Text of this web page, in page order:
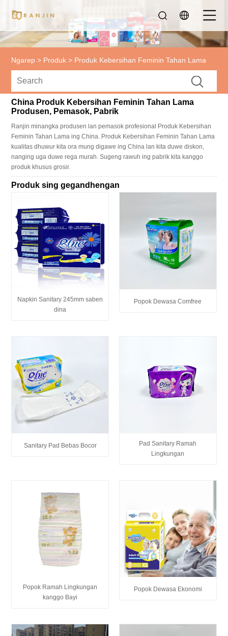
Ngarep > Produk > Produk Kebersihan Feminin Tahan Lama
China Produk Kebersihan Feminin Tahan Lama
Produsen, Pemasok, Pabrik
Ranjin minangka produsen lan pemasok profesional Produk Kebersihan
Feminin Tahan Lama ing China. Produk Kebersihan Feminin Tahan Lama
kualitas dhuwur kita ora mung digawe ing China lan kita duwe diskon,
nanging uga duwe rega murah. Sugeng rawuh ing pabrik kita kanggo
produk khusus grosir.
Produk sing gegandhengan
Napkin Sanitary 245mm saben
dina
Popok Dewasa Comfree
Sanitary Pad Bebas Bocor
Pad Sanitary Ramah
Lingkungan
Popok Ramah Lingkungan
kanggo Bayi
Popok Dewasa Ekonomi